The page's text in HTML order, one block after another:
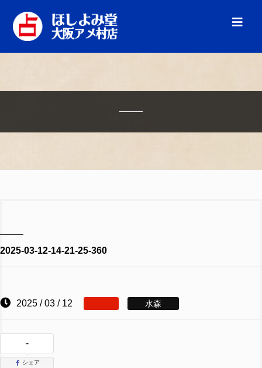
2025-03-12-14-21-25-360
2025 / 03 / 12 水森
-
シェア